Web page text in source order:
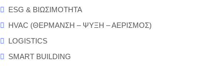
ESG & ΒΙΩΣΙΜΟΤΗΤΑ
HVAC (ΘΕΡΜΑΝΣΗ – ΨΥΞΗ – ΑΕΡΙΣΜΟΣ)
LOGISTICS
SMART BUILDING